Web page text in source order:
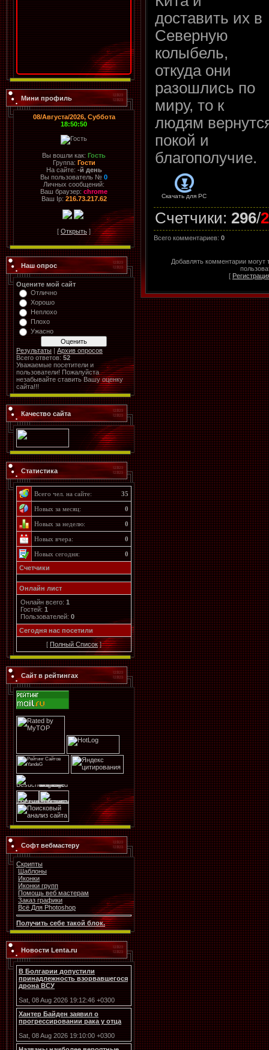
Мини профиль
08/Августа/2026, Суббота
18:50:50
Вы вошли как: Гость
Группа: Гости
На сайте: -й день
Вы пользователь № 0
Личных сообщений:
Ваш браузер: chrome
Ваш Ip:216.73.217.62
[ Открыть]
Наш опрос
Оцените мой сайт
Отлично
Хорошо
Неплохо
Плохо
Ужасно
Результаты
Архив опросов
Всего ответов: 52
Уважаемые посетители и
пользователи! Пожалуйста
незабывайте ставить Вашу оценку
сайта!!!
Качество сайта
Статистика
Всего чел. на сайте: 35
Новых за месяц: 0
Новых за неделю: 0
Новых вчера: 0
Новых сегодня:
0
Счетчики
Онлайн лист
Онлайн всего: 1
Гостей: 1
Пользователей: 0
Cегодня нас посетили
[ Полный Список]
Сайт в рейтингах
Софт вебмастеру
Скрипты
Шаблоны
Иконки
Иконки групп
Помощь веб мастерам
Заказ графики
Всё Для Photoshop
Получить себе такой блок.
Новости Lenta.ru
В Болгарии допустили
принадлежность взорвавшегося
дрона ВСУ
Sat, 08 Aug 2026 19:12:46 +0300
Хантер Байден заявил о
прогрессировании рака у отца
Sat, 08 Aug 2026 19:10:00 +0300
доставить их в
Северную
колыбель,
откуда они
разошлись по
миру, то к
людям
покой и
благополучие.
Скачать для PC
Счетчики: 296/
Всего комментариев: 0
Добавлять комментарии могут
[